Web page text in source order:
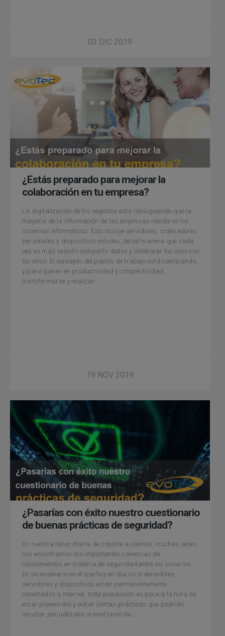
03 DIC 2019
¿Estás preparado para mejorar la
colaboración en tu empresa?
La digitalización de los negocios está consiguiendo que la
mayoría de la información de las empresas resida en los
sistemas informáticos. Esto incluye servidores, ordenadores
personales y dispositivos móviles, de tal manera que cada
vez es más sencillo compartir datos y colaborar los unos con
los otros. El concepto del puesto de trabajo está cambiando,
y para ganar en productividad y competitividad,
transformarse y realizar...
19 NOV 2019
¿Pasarías con éxito nuestro cuestionario
de buenas prácticas de seguridad?
En nuestra labor diaria de soporte a clientes, muchas veces
nos encontramos con importantes carencias de
conocimientos en materia de seguridad entre los usuarios.
En un escenario en el que hoy en día los ordenadores,
servidores y dispositivos están permanentemente
conectados a Internet, toda precaución es poca a la hora de
estar prevenidos y evitar ciertas prácticas que podrían
resultar perjudiciales a nivel tanto de...